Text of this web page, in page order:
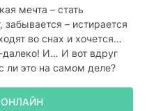
мечта – стать
– истирается
во снах и хочется…
далеко! И… И вот вдруг
ли это на самом деле?